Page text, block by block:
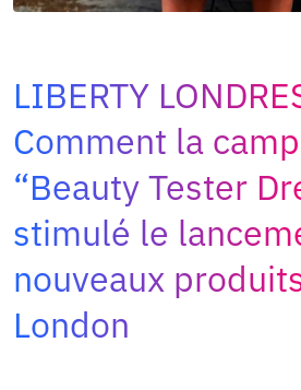
Adopt AI
FR
LIBERTY
Comment la
“Beauty Tester
stimulé le
nouveaux
London